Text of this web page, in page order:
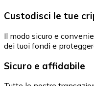
Custodisci le tue
Il modo sicuro e
dei tuoi fondi e
Sicuro e affidabile